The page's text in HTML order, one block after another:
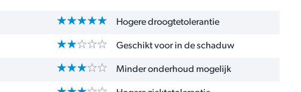
Hogere droogtetolerantie
Geschikt voor in de schaduw
Minder onderhoud mogelijk